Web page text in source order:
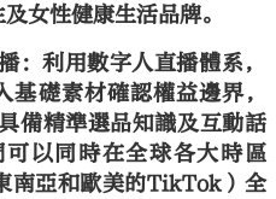
女性健康生活品牌。
：利用數字人直播體系，
礎素材確認權益邊界，
備精準選品知識及互動話
以同時在全球各大時區
南亞和歐美的TikTok）全